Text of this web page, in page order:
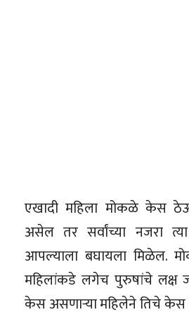
एखादी महिला मोकळे केस
असेल तर सर्वांच्या नजरा
आपल्याला बघायला मिळेल.
महिलांकडे लगेच पुरुषांचे लक्ष
केस असणार्‍या महिलेने तिचे केस